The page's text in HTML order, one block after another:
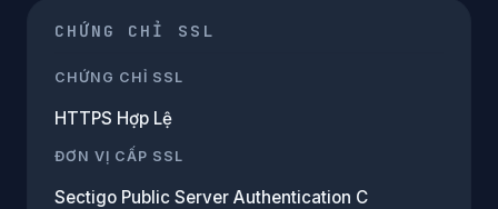
CHỨNG CHỈ SSL
CHỨNG CHỈ SSL
HTTPS Hợp Lệ
ĐƠN VỊ CẤP SSL
Sectigo Public Server Authentication C